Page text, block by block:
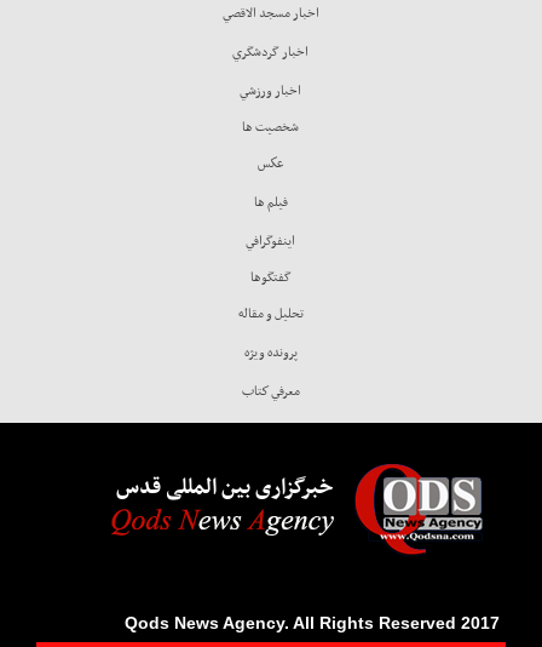
اخبار مسجد الاقصي
اخبار گردشگري
اخبار ورزشي
شخصيت ها
عكس
فيلم ها
اينفوگرافي
گفتگوها
تحليل و مقاله
پرونده ويژه
معرفي كتاب
خبرگزاری بین المللی قدس
2017 Qods News Agency. All Rights Reserved